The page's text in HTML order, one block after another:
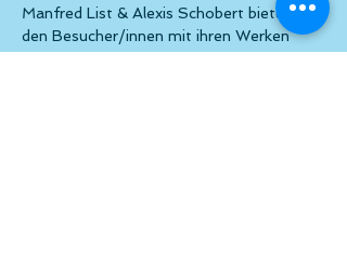
Manfred List & Alexis Schobert bieten
den Besucher/innen mit ihren Werken